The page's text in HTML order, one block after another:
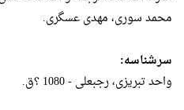
محمد سورى، مهدى عسگرى.
سرشناسه:
واحد تبريزى، رجبعلى - 1080 ؟ق.